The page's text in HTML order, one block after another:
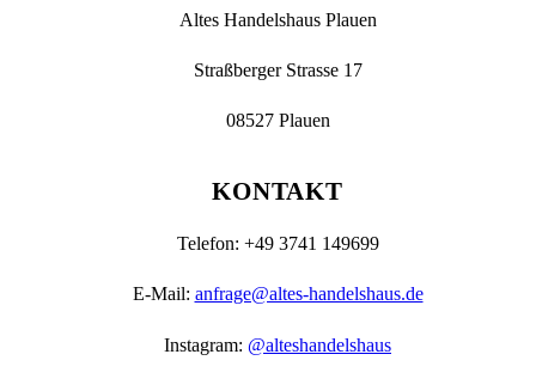
Altes Handelshaus Plauen
Straßberger Strasse 17
08527 Plauen
KONTAKT
Telefon: +49 3741 149699
E-Mail: anfrage@altes-handelshaus.de
Instagram: @alteshandelshaus